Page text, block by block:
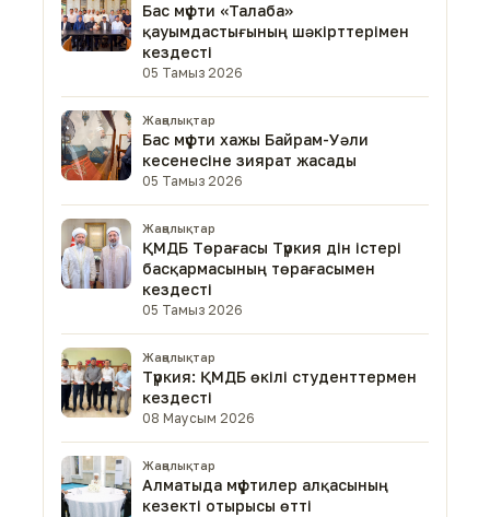
Бас мүфти «Талаба»
қауымдастығының шәкірттерімен
кездесті
05 Тамыз 2026
Жаңалықтар
Бас мүфти хажы Байрам-Уәли
кесенесіне зиярат жасады
05 Тамыз 2026
Жаңалықтар
ҚМДБ Төрағасы Түркия дін істері
басқармасының төрағасымен
кездесті
05 Тамыз 2026
Жаңалықтар
Түркия: ҚМДБ өкілі студенттермен
кездесті
08 Маусым 2026
Жаңалықтар
Алматыда мүфтилер алқасының
кезекті отырысы өтті